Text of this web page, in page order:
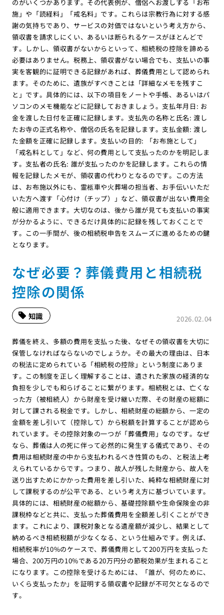
のがいくつかあります。その代表例が、僧侶へお渡しする「お布
施」や「読経料」「戒名料」です。これらは宗教行為に対する感
謝の気持ちであり、サービスの対価ではないという考え方から、
領収書を請求しにくい、あるいは断られるケースがほとんどで
す。しかし、領収書がないからといって、相続税の控除を諦める
必要はありません。税務上、領収書がない場合でも、支払いの事
実を客観的に証明できる記録があれば、葬儀費用として認められ
ます。そのために、遺族がすべきことは「詳細なメモを残すこ
と」です。具体的には、以下の項目をノートや手帳、あるいはパ
ソコンのメモ機能などに記録しておきましょう。支払年月日: お
金を渡した日付を正確に記録します。支払先の名称と氏名: 渡し
たお寺の正式名称や、僧侶の氏名を記録します。支払金額: 渡し
た金額を正確に記録します。支払いの目的: 「お布施として」
「戒名料として」など、何の費用として支払ったのかを明記しま
す。支払者の氏名: 誰が支払ったのかを記録します。これらの情
報を記録したメモが、領収書の代わりとなるのです。この方法
は、お布施以外にも、霊柩車や火葬場の担当者、お手伝いいただ
いた方へ渡す「心付け（チップ）」など、領収書が出ない費用全
般に適用できます。大切なのは、後から誰が見ても支払いの事実
が分かるように、できるだけ具体的に記録を残しておくことで
す。この一手間が、後の相続税申告をスムーズに進めるための鍵
となります。
なぜ必要？葬儀費用と相続税
控除の関係
2026.02.04
知識
葬儀を終え、多額の費用を支払った後、なぜその領収書を大切に
保管しなければならないのでしょうか。その最大の理由は、日本
の税法に定められている「相続税の控除」という制度にありま
す。この制度を正しく理解することは、遺された家族の経済的な
負担を少しでも和らげることに繋がります。相続税とは、亡くな
った方（被相続人）から財産を受け継いだ際、その財産の総額に
対して課される税金です。しかし、相続財産の総額から、一定の
金額を差し引いて（控除して）から税額を計算することが認めら
れています。その控除対象の一つが「葬儀費用」なのです。なぜ
なら、葬儀は人の死に伴って必然的に発生する儀式であり、その
費用は相続財産の中から支払われるべき性質のもの、と税法上考
えられているからです。つまり、故人が残した財産から、故人を
送り出すためにかかった費用を差し引いた、純粋な相続財産に対
して課税するのが公平である、という考え方に基づいています。
具体的には、相続財産の総額から、基礎控除額や生命保険金の非
課税枠などと共に、支払った葬儀費用を全額差し引くことができ
ます。これにより、課税対象となる遺産額が減少し、結果として
納めるべき相続税額が少なくなる、という仕組みです。例えば、
相続税率が10%のケースで、葬儀費用として200万円を支払った
場合、200万円の10%である20万円分の節税効果が生まれること
になります。この控除を受けるためには、「誰が、何のために、
いくら支払ったか」を証明する領収書や記録が不可欠となるので
す。